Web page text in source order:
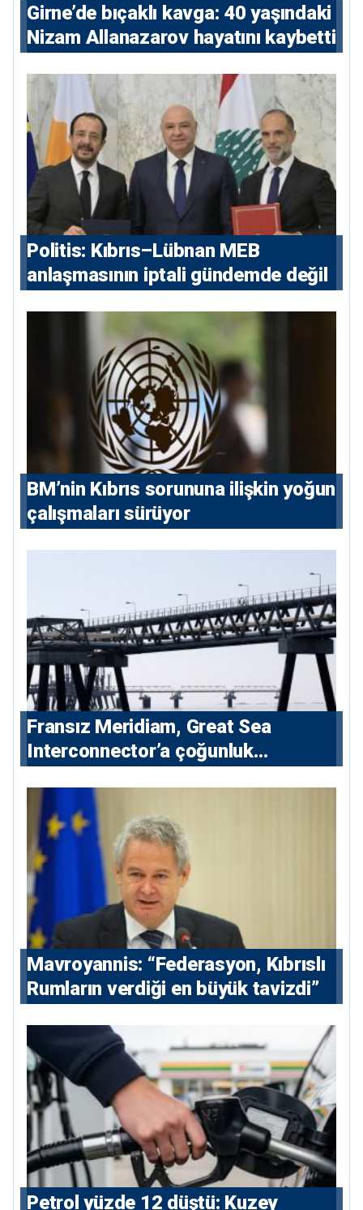
Girne’de bıçaklı kavga: 40 yaşındaki
Nizam Allanazarov hayatını kaybetti
Politis: Kıbrıs–Lübnan MEB
anlaşmasının iptali gündemde değil
BM’nin Kıbrıs sorununa ilişkin yoğun
çalışmaları sürüyor
Fransız Meridiam, Great Sea
Interconnector’a çoğunluk
Mavroyannis: “Federasyon, Kıbrıslı
Rumların verdiği en büyük tavizdi”
Petrol yüzde 12 düştü: Kuzey